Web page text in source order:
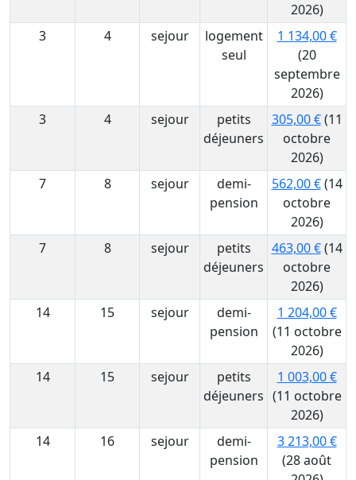
2026)
3
4 sejour
logement
seul
1 134,00 €
(20
septembre
2026)
3
4 sejour
petits
déjeuners
305,00 €(11
octobre
2026)
7
8 sejour
demi-
pension
562,00 €(14
octobre
2026)
7
8 sejour
petits
déjeuners
463,00 €(14
octobre
2026)
14
15 sejour
demi-
pension
1 204,00 €
(11 octobre
2026)
14
15 sejour
petits
déjeuners
1 003,00 €
(11 octobre
2026)
14
16 sejour
demi-
pension
3 213,00 €
(28 août